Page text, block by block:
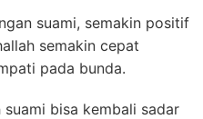
suami, semakin positif
semakin cepat
pada bunda.
bisa kembali sadar